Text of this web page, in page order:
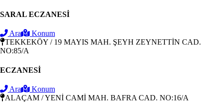
SARAL ECZANESİ
Ara
Konum
TEKKEKÖY / 19 MAYIS MAH. ŞEYH ZEYNETTİN CAD.
NO:85/A
ECZANESİ
Ara
Konum
ALAÇAM / YENİ CAMİ MAH. BAFRA CAD. NO:16/A